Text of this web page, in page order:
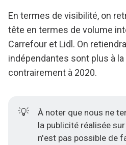
En termes de visibilité, on
tête en termes de volume
Carrefour et Lidl. On
indépendantes sont plus à la
contrairement à 2020.
💡
À noter que nous ne
la publicité réalisée
n'est pas possible de